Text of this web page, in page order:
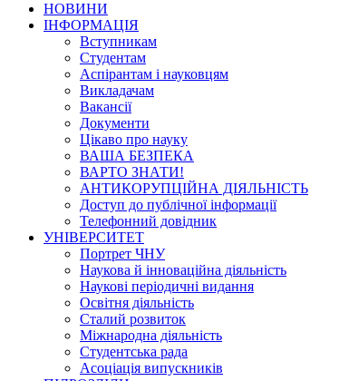
НОВИНИ
ІНФОРМАЦІЯ
Вступникам
Студентам
Аспірантам і науковцям
Викладачам
Вакансії
Документи
Цікаво про науку
ВАША БЕЗПЕКА
ВАРТО ЗНАТИ!
АНТИКОРУПЦІЙНА ДІЯЛЬНІСТЬ
Доступ до публічної інформації
Телефонний довідник
УНІВЕРСИТЕТ
Портрет ЧНУ
Наукова й інноваційна діяльність
Наукові періодичні видання
Освітня діяльність
Сталий розвиток
Міжнародна діяльність
Студентська рада
Асоціація випускників